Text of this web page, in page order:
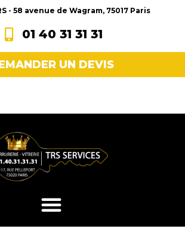
- 58 avenue de Wagram, 75017 Paris
01 40 31 31 31
UN DEVIS